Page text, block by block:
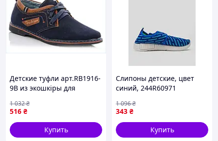
Детские туфли арт.RB1916-
9B из экошкіры для
размер 32
516 ₴
1 032₴
Купить
Слипоны детские, цвет
синий, 244R60971
343 ₴
1 096₴
Купить